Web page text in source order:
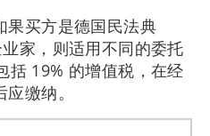
果买方是德国民法典
家，则适用不同的委托
括 19% 的增值税，在经
缴纳。